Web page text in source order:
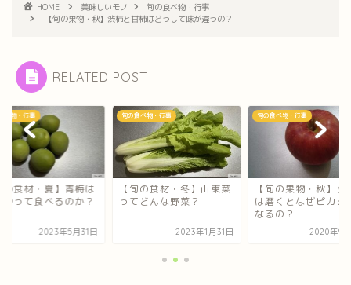
HOME 美味しいモノ
旬の食べ物・行事
【旬の果物・秋】渋柿と甘柿はどうして味が違うの？
RELATED POST
べ物・行事
の食材・夏】青梅は
やって食べるのか？
2023年5月31日
旬の食べ物・行事
【旬の食材・冬】山東菜
ってどんな野菜？
2023年1月31日
旬の食べ物・行事
【旬の果物・秋】り
は磨くとなぜピカピ
なるの？
2020年9